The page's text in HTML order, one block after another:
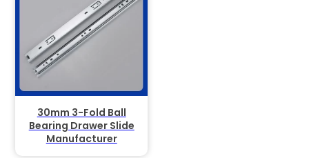
30mm 3-Fold Ball
Bearing Drawer Slide
Manufacturer